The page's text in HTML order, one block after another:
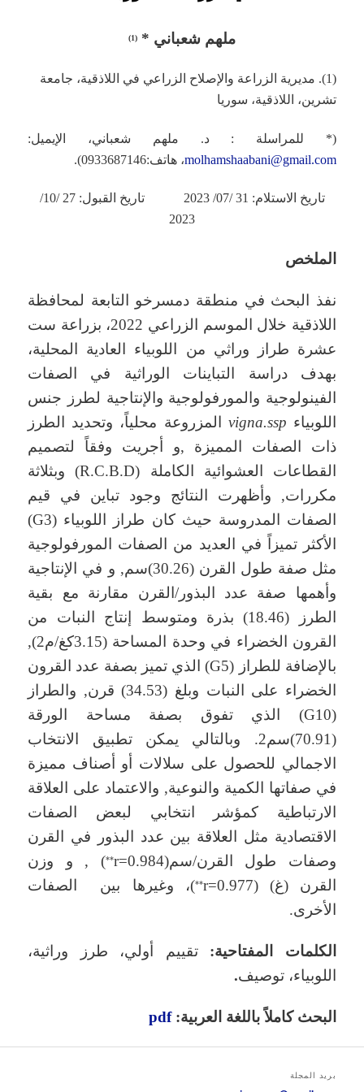
ملهم شعباني * (1)
(1). مديرية الزراعة والإصلاح الزراعي في اللاذقية، جامعة
تشرين، اللاذقية، سوريا
(* للمراسلة : د. ملهم شعباني، الإيميل:
molhamshaabani@gmail.com، هاتف:0933687146).
تاريخ الاستلام: 31 /07/ 2023 تاريخ القبول: 27 /10/
2023
الملخص
نفذ البحث في منطقة دمسرخو التابعة لمحافظة
اللاذقية خلال الموسم الزراعي 2022، بزراعة ست
عشرة طراز وراثي من اللوبياء العادية المحلية،
بهدف دراسة التباينات الوراثية في الصفات
الفينولوجية والمورفولوجية والإنتاجية لطرز جنس
اللوبياء vigna.ssp المزروعة محلياً، وتحديد الطرز
ذات الصفات المميزة ,و أجريت وفقاً لتصميم
القطاعات العشوائية الكاملة (R.C.B.D) وبثلاثة
مكررات, وأظهرت النتائج وجود تباين في قيم
الصفات المدروسة حيث كان طراز اللوبياء (G3)
الأكثر تميزاً في العديد من الصفات المورفولوجية
مثل صفة طول القرن (30.26)سم, و في الإنتاجية
وأهمها صفة عدد البذور/القرن مقارنة مع بقية
الطرز (18.46) بذرة ومتوسط إنتاج النبات من
القرون الخضراء في وحدة المساحة (3.15كغ/م2),
بالإضافة للطراز (G5) الذي تميز بصفة عدد القرون
الخضراء على النبات وبلغ (34.53) قرن, والطراز
(G10) الذي تفوق بصفة مساحة الورقة
(70.91)سم2. وبالتالي يمكن تطبيق الانتخاب
الاجمالي للحصول على سلالات أو أصناف مميزة
في صفاتها الكمية والنوعية, والاعتماد على العلاقة
الارتباطية كمؤشر انتخابي لبعض الصفات
الاقتصادية مثل العلاقة بين عدد البذور في القرن
وصفات طول القرن/سم(r=0.984
**) , و وزن
القرن (غ) (r=0.977
**)، وغيرها بين الصفات
الأخرى.
الكلمات المفتاحية:تقييم أولي، طرز وراثية،
اللوبياء، توصيف.
البحث كاملاً باللغة العربية:pdf
بريد المجلة